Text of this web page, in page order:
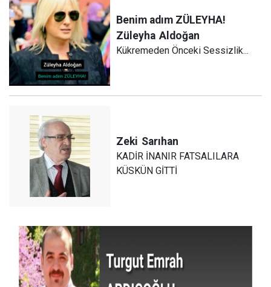
Benim adım ZÜLEYHA!
Züleyha Aldoğan
Kükremeden Önceki Sessizlik...
Zeki Sarıhan
KADİR İNANIR FATSALILARA
KÜSKÜN GİTTİ